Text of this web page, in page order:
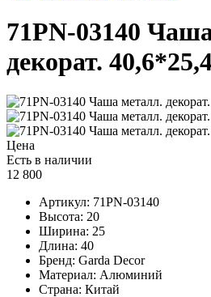
71PN-03140
декорат.
Цена
Есть в наличии
12 800
Артикул: 71PN-03140
Высота: 20
Ширина: 25
Длина: 40
Бренд: Garda Decor
Материал: Алюминий
Страна: Китай